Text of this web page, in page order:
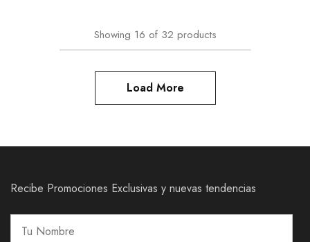
Showing 16 of 32 products
Load More
Recibe Promociones Exclusivas y nuevas tendencias